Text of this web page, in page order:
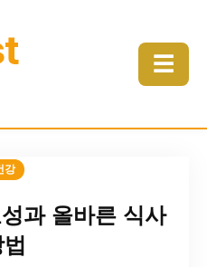
☰
강
과 올바른 식사